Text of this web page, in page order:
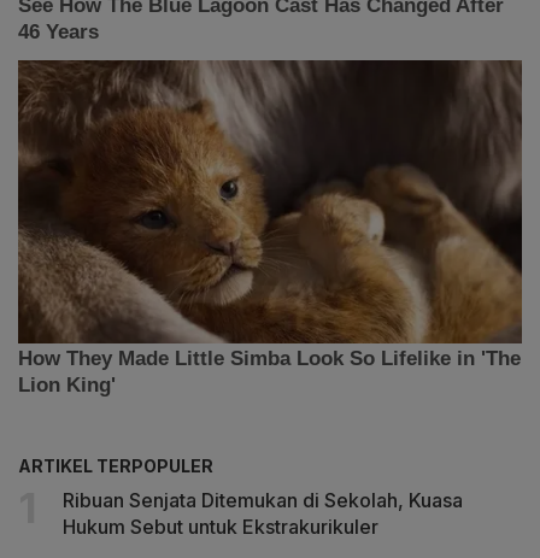
ARTIKEL TERPOPULER
Ribuan Senjata Ditemukan di Sekolah, Kuasa
Hukum Sebut untuk Ekstrakurikuler